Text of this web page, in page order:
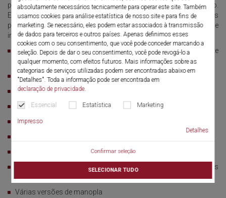
absolutamente necessários tecnicamente para operar este site. Também
usamos cookies para análise estatística de nosso site e para fins de
marketing. Se necessário, eles podem estar associados à transmissão
de dados para terceiros e outros países. Apenas definimos esses
cookies com o seu consentimento, que você pode conceder marcando a
seleção. Depois de dar o seu consentimento, você pode revogá-lo a
qualquer momento, com efeitos futuros. Mais informações sobre as
categorias de serviços utilizadas podem ser encontradas abaixo em
"Detalhes". Toda a informação pode ser encontrada em
declaração de privacidade.
Essencial Estatística Marketing
Impresso
Detalhes
Confirmar seleção
SELECIONAR TUDO
podem confiar na precisão, segurança e manuseio intuitivo.
ERAGONmodular é um sistema de inúmeras
possibilidades interdisciplinares e caixa de
instrumentais laparoscópicos específicos.
Sistema de instrumentos abrangente, perfeitamente
harmonizado
Operações eficientes que economizam tempo
Combinações customizadas
Aplicação Interdisciplinar
Intuitivo e ergonômico
Conceito seguro e sofisticado
Ampla gama de peças de mandíbulas com diversos diâmetros
e comprimentos de trabalho
Várias versões de manopla